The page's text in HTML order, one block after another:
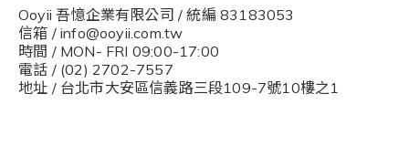
Ooyii 吾憶企業有限公司 / 統編 83183053
信箱 / info@ooyii.com.tw
時間 / MON- FRI 09:00-17:00
電話 / (02) 2702-7557
地址 / 台北市大安區信義路三段109-7號10樓之1